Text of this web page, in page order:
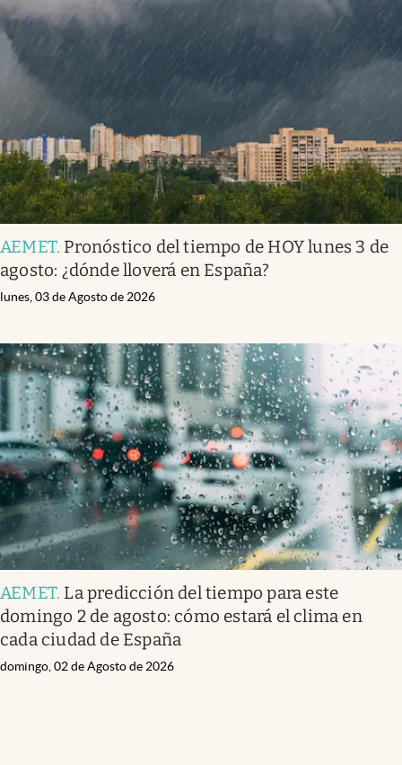
AEMET. Pronóstico del tiempo de HOY lunes 3 de
agosto: ¿dónde lloverá en España?
lunes, 03 de Agosto de 2026
AEMET. La predicción del tiempo para este
domingo 2 de agosto: cómo estará el clima en
cada ciudad de España
domingo, 02 de Agosto de 2026